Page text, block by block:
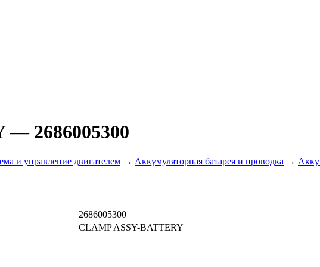
— 2686005300
и управление двигателем → Аккумуляторная батарея и проводка →
2686005300
CLAMP ASSY-BATTERY